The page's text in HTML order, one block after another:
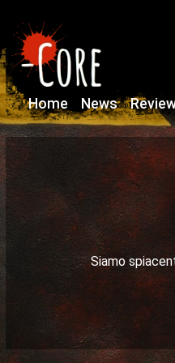
Home News
Siamo